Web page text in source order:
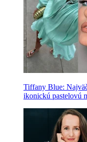
Tiffany Blue:
ikonickú pastelovú